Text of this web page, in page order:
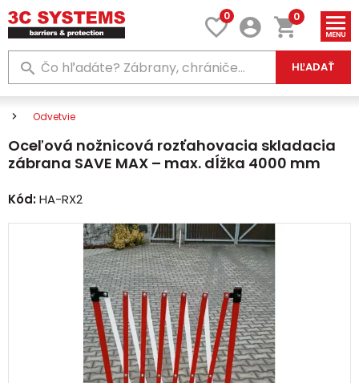
0
HĽADAŤ
0
Odvetvie
Oceľová nožnicová rozťahovacia skladacia
zábrana SAVE MAX – max. dĺžka 4000 mm
Kód:HA-RX2